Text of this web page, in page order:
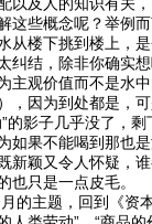
这些概念呢？举例
从楼下挑到楼上，
纠结，除非你确实
主观价值而不是水
，因为到处都是，
”的影子几乎没了，
如果不能喝到那也
新颖又令人怀疑，
也只是一点皮毛。
主题，回到《资本